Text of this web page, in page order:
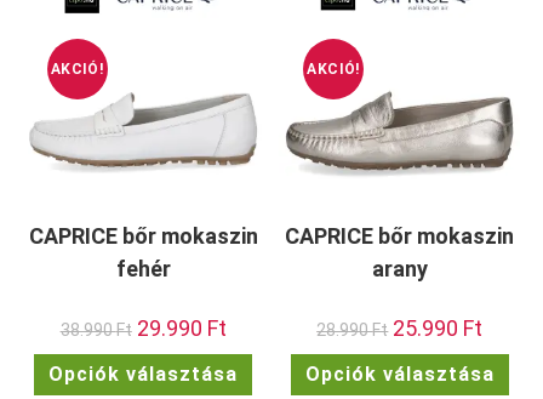
AKCIÓ!
CAPRICE bőr mokaszin
fehér
38.990Ft Original
price
was:
38.990 Ft.
29.990 FtCurrent
price
is:
29.990 Ft.
Opciók választása
AKCIÓ!
CAPRICE bőr mokaszin
arany
28.990Ft Original
price
was:
28.990 Ft.
25.990 Ft
is:
25.990
Opciók választása